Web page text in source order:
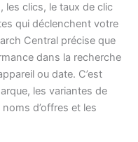
les clics, le taux de clic
qui déclenchent votre
Central précise que
dans la recherche
ou date. C’est
les variantes de
d’offres et les